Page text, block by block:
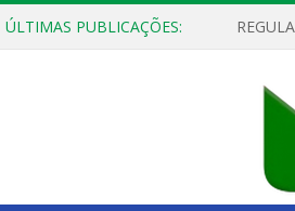
ÚLTIMAS PUBLICAÇÕES: